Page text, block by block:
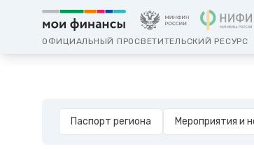
ОФИЦИАЛЬНЫЙ ПРОСВЕТИТЕЛЬСКИЙ РЕСУРС
Паспорт региона Мероприятия и